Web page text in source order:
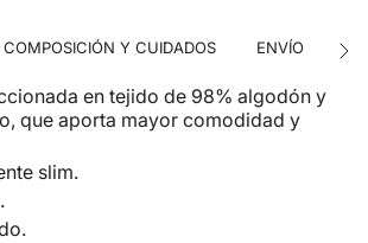
COMPOSICIÓN Y CUIDADOS ENVÍO
Ver
en tejido de 98% algodón y
que aporta mayor comodidad y
slim.